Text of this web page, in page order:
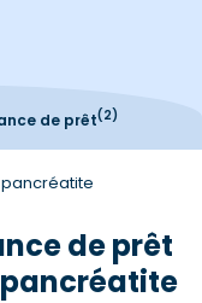
de prêt(2)
de prêt